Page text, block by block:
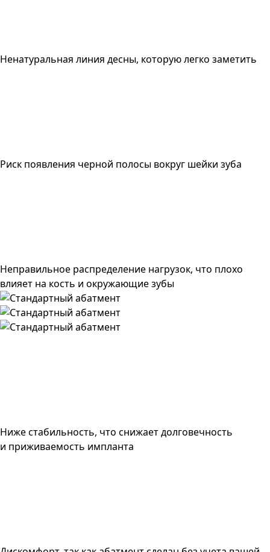
Ненатуральная линия десны, которую легко заметить
Риск появления черной полосы вокруг шейки зуба
Неправильное распределение нагрузок, что плохо
влияет на кость и окружающие зубы
Ниже стабильность, что снижает долговечность
и приживаемость импланта